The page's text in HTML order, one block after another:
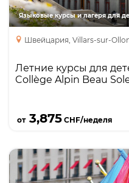
Языковые курсы и лагеря для
Швейцария, Villars-sur-
Летние курсы для
Collège Alpin Beau
от3,875 CHF/неделя
EU Business